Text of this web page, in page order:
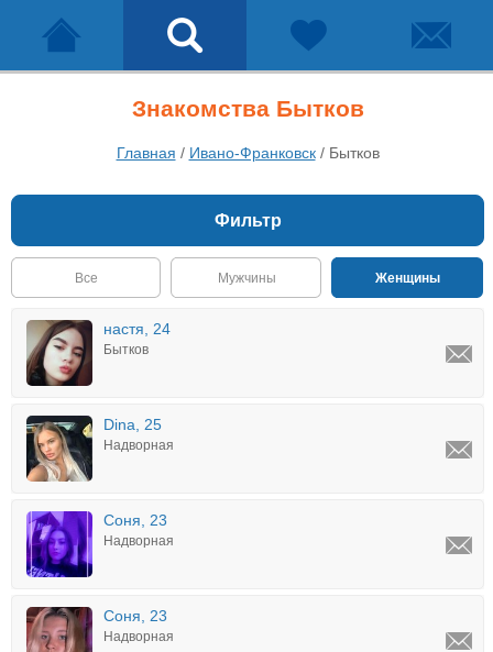
Знакомства Бытков
Главная / Ивано-Франковск/ Бытков
Фильтр
Все Мужчины Женщины
настя, 24
Бытков
Dina, 25
Надворная
Соня, 23
Надворная
Соня, 23
Надворная